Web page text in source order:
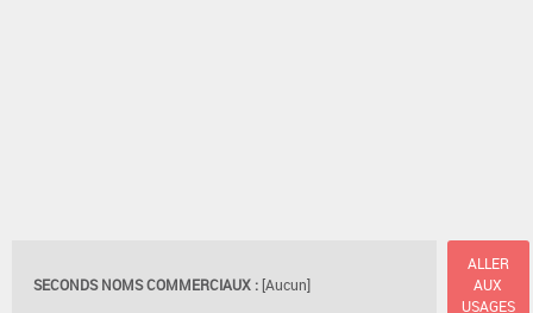
SECONDS NOMS COMMERCIAUX : [Aucun]
ALLER
AUX
USAGES